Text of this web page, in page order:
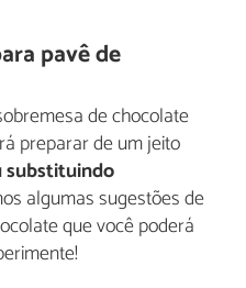
pavê de
de chocolate
preparar de um jeito
substituindo
algumas sugestões de
que você poderá